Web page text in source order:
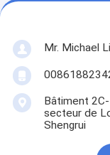
Mr. Michael
Bâtiment
secteur de
Shengrui